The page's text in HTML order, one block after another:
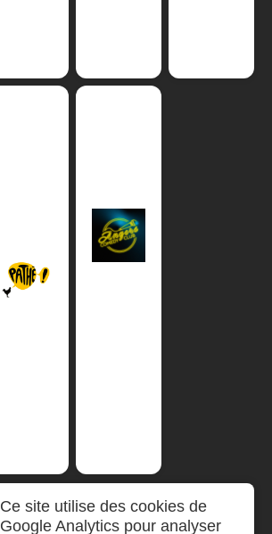
Ce site utilise des cookies de
Google Analytics pour analyser